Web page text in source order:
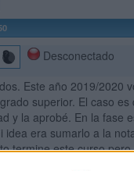
Desconectado
Este año 2019/2020
superior. El caso es
y la aprobé. En la fase
idea era sumarlo a la
termine este curso